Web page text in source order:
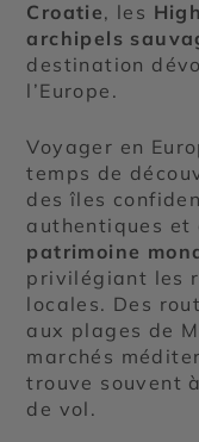
Croatie, les
archipels
destination
l’Europe.
Voyager en
temps de
des îles
authentiques et
patrimoine
privilégiant les
locales. Des
aux plages de
marchés
trouve souvent
de vol.